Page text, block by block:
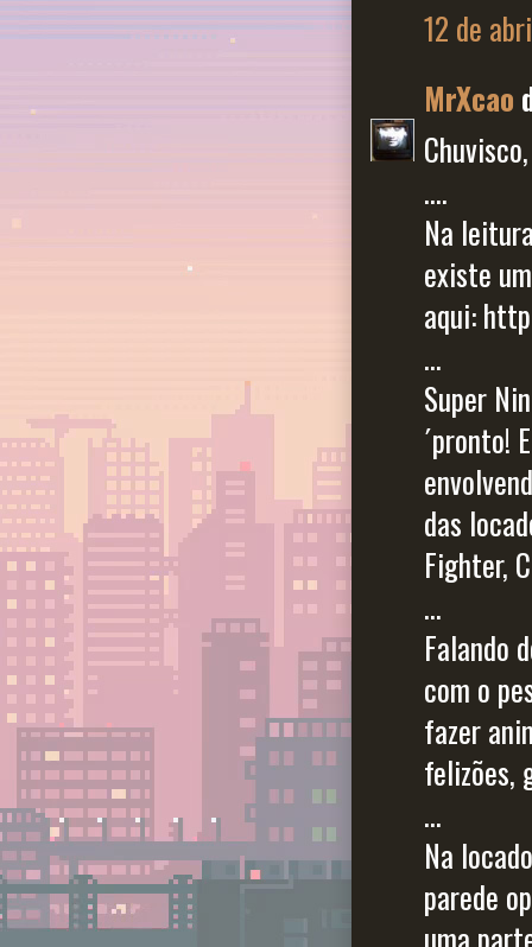
12 de
MrXcao
....
Na
existe
aqui:
...
Super
´pronto!
das
Fighter,
...
Falando
com o
fazer
felizões,
...
Na
parede
uma